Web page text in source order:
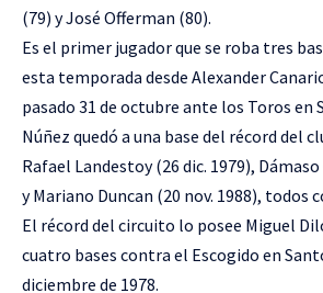
(79) y José Offerman (80).
Es el primer jugador que se roba tres
esta temporada desde Alexander
pasado 31 de octubre ante los Toros en
Núñez quedó a una base del récord del
Rafael Landestoy (26 dic. 1979), Dámaso
y Mariano Duncan (20 nov. 1988), todos
El récord del circuito lo posee Miguel
cuatro bases contra el Escogido en
diciembre de 1978.